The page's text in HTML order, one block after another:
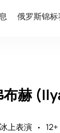
俄罗斯锦标
布赫
冰上表演
12+